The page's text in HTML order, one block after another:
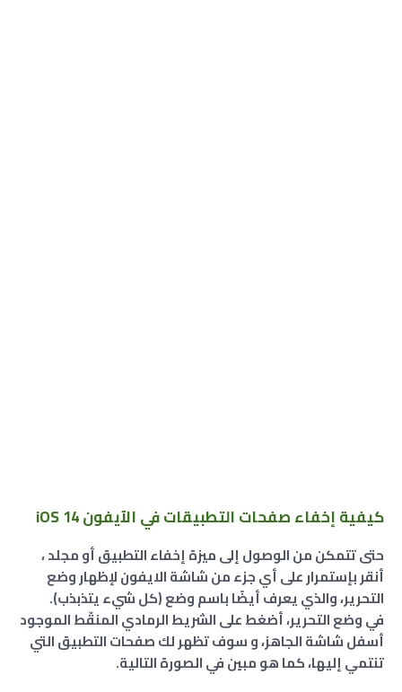
كيفية إخفاء صفحات التطبيقات في الآيفون iOS 14
حتى تتمكن من الوصول إلى ميزة إخفاء التطبيق أو مجلد ،
أنقر بإستمرار على أي جزء من شاشة الايفون لإظهار وضع
التحرير، والذي يعرف أيضًا باسم وضع (كل شيء يتذبذب).
في وضع التحرير، أضغط على الشريط الرمادي المنقّط الموجود
أسفل شاشة الجاهز، و سوف تظهر لك صفحات التطبيق التي
تنتمي إليها، كما هو مبين في الصورة التالية.